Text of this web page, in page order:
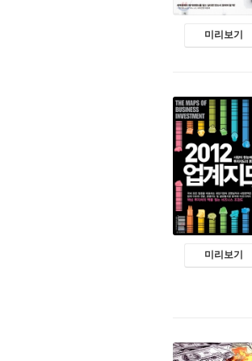
미리보기
미리보기